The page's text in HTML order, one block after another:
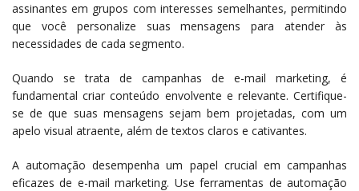
assinantes em grupos com interesses semelhantes, permitindo
que você personalize suas mensagens para atender às
necessidades de cada segmento.
Quando se trata de campanhas de e-mail marketing, é
fundamental criar conteúdo envolvente e relevante. Certifique-
se de que suas mensagens sejam bem projetadas, com um
apelo visual atraente, além de textos claros e cativantes.
A automação desempenha um papel crucial em campanhas
eficazes de e-mail marketing. Use ferramentas de automação